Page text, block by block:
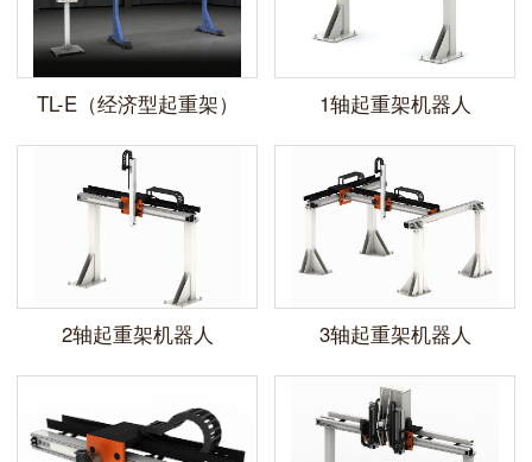
TL-E（经济型起重架） 1轴起重架机器人
2轴起重架机器人 3轴起重架机器人